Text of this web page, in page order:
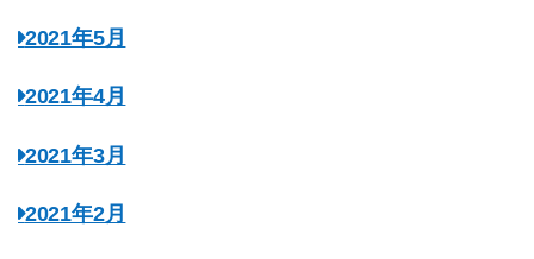
2021年5月
2021年4月
2021年3月
2021年2月